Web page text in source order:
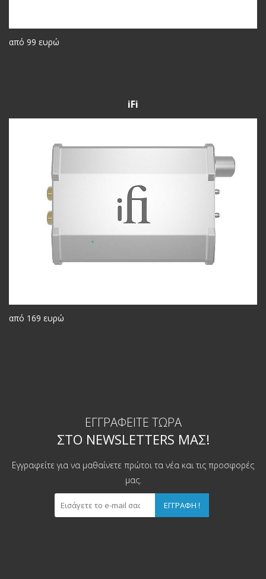
από 99 ευρώ
iFi
από 169 ευρώ
ΕΓΓΡΑΦΕΊΤΕ ΤΏΡΑ
ΣΤΟ NEWSLETTERS ΜΑΣ!
Εγγραφείτε για να μαθαίνετε πρώτοι τα νέα και τις προσφορές
μας.
ΕΓΓΡΑΦΉ !